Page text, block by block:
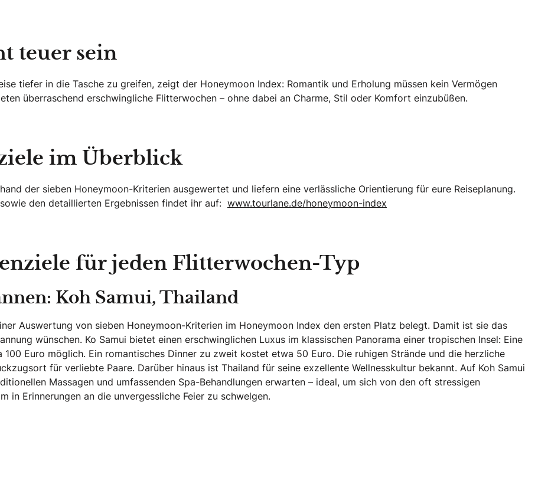
teuer sein
tiefer in die Tasche zu greifen, zeigt der Honeymoon Index: Romantik und Erholung müssen kein Vermögen
überraschend erschwingliche Flitterwochen – ohne dabei an Charme, Stil oder Komfort einzubüßen.
im Überblick
der sieben Honeymoon-Kriterien ausgewertet und liefern eine verlässliche Orientierung für eure Reiseplanung.
den detaillierten Ergebnissen findet ihr auf: www.tourlane.de/honeymoon-index
für jeden Flitterwochen-Typ
Koh Samui, Thailand
Auswertung von sieben Honeymoon-Kriterien im Honeymoon Index den ersten Platz belegt. Damit ist sie das
wünschen. Ko Samui bietet einen erschwinglichen Luxus im klassischen Panorama einer tropischen Insel: Eine
Euro möglich. Ein romantisches Dinner zu zweit kostet etwa 50 Euro. Die ruhigen Strände und die herzliche
für verliebte Paare. Darüber hinaus ist Thailand für seine exzellente Wellnesskultur bekannt. Auf Koh Samui
Massagen und umfassenden Spa-Behandlungen erwarten – ideal, um sich von den oft stressigen
in Erinnerungen an die unvergessliche Feier zu schwelgen.